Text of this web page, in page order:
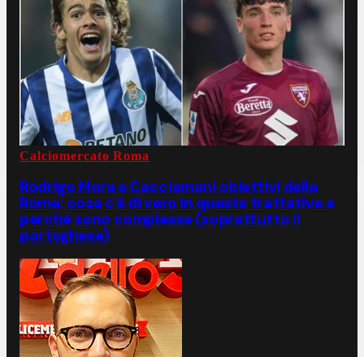
Calciomercato Roma
Rodrigo Mora e Cacciamani obiettivi della
Roma: cosa c'è di vero in queste trattative e
perché sono complesse (soprattutto il
portoghese)